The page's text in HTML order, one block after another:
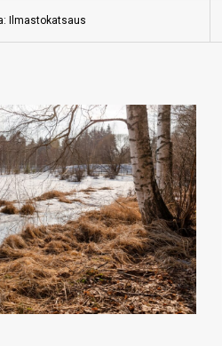
Ilmastokatsaus